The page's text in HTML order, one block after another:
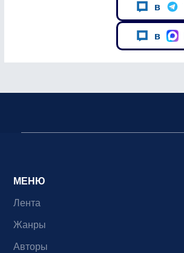
в
в
МЕНЮ
Лента
Жанры
Авторы